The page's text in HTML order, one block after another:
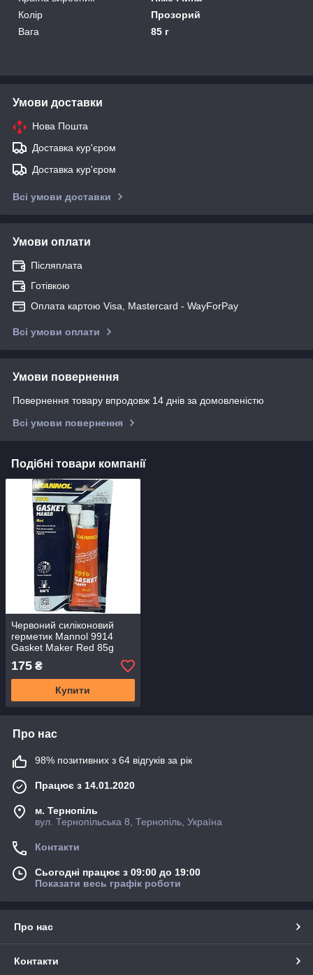
Колір
Прозорий
Вага
85 г
Умови доставки
Нова Пошта
Доставка кур'єром
Доставка кур'єром
Всі умови доставки
Умови оплати
Післяплата
Готівкою
Оплата картою Visa, Mastercard - WayForPay
Всі умови оплати
Умови повернення
Повернення товару впродовж 14 днів за домовленістю
Всі умови повернення
Подібні товари компанії
Червоний силіконовий
герметик Mannol 9914
Gasket Maker Red 85g
175 ₴
Купити
Про нас
98% позитивних з 64 відгуків за рік
Працює з 14.01.2020
м. Тернопіль
вул. Тернопільська 8, Тернопіль, Україна
Контакти
Сьогодні працює з 09:00 до 19:00
Показати весь графік роботи
Про нас
Контакти